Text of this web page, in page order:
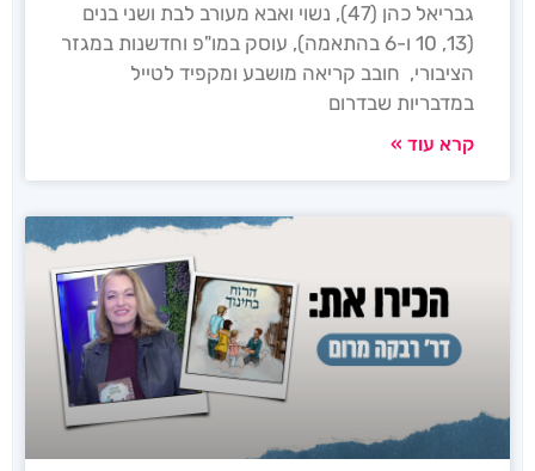
גבריאל כהן (47), נשוי ואבא מעורב לבת ושני בנים
(13, 10 ו-6 בהתאמה), עוסק במו"פ וחדשנות במגזר
הציבורי, חובב קריאה מושבע ומקפיד לטייל
במדבריות שבדרום
קרא עוד »